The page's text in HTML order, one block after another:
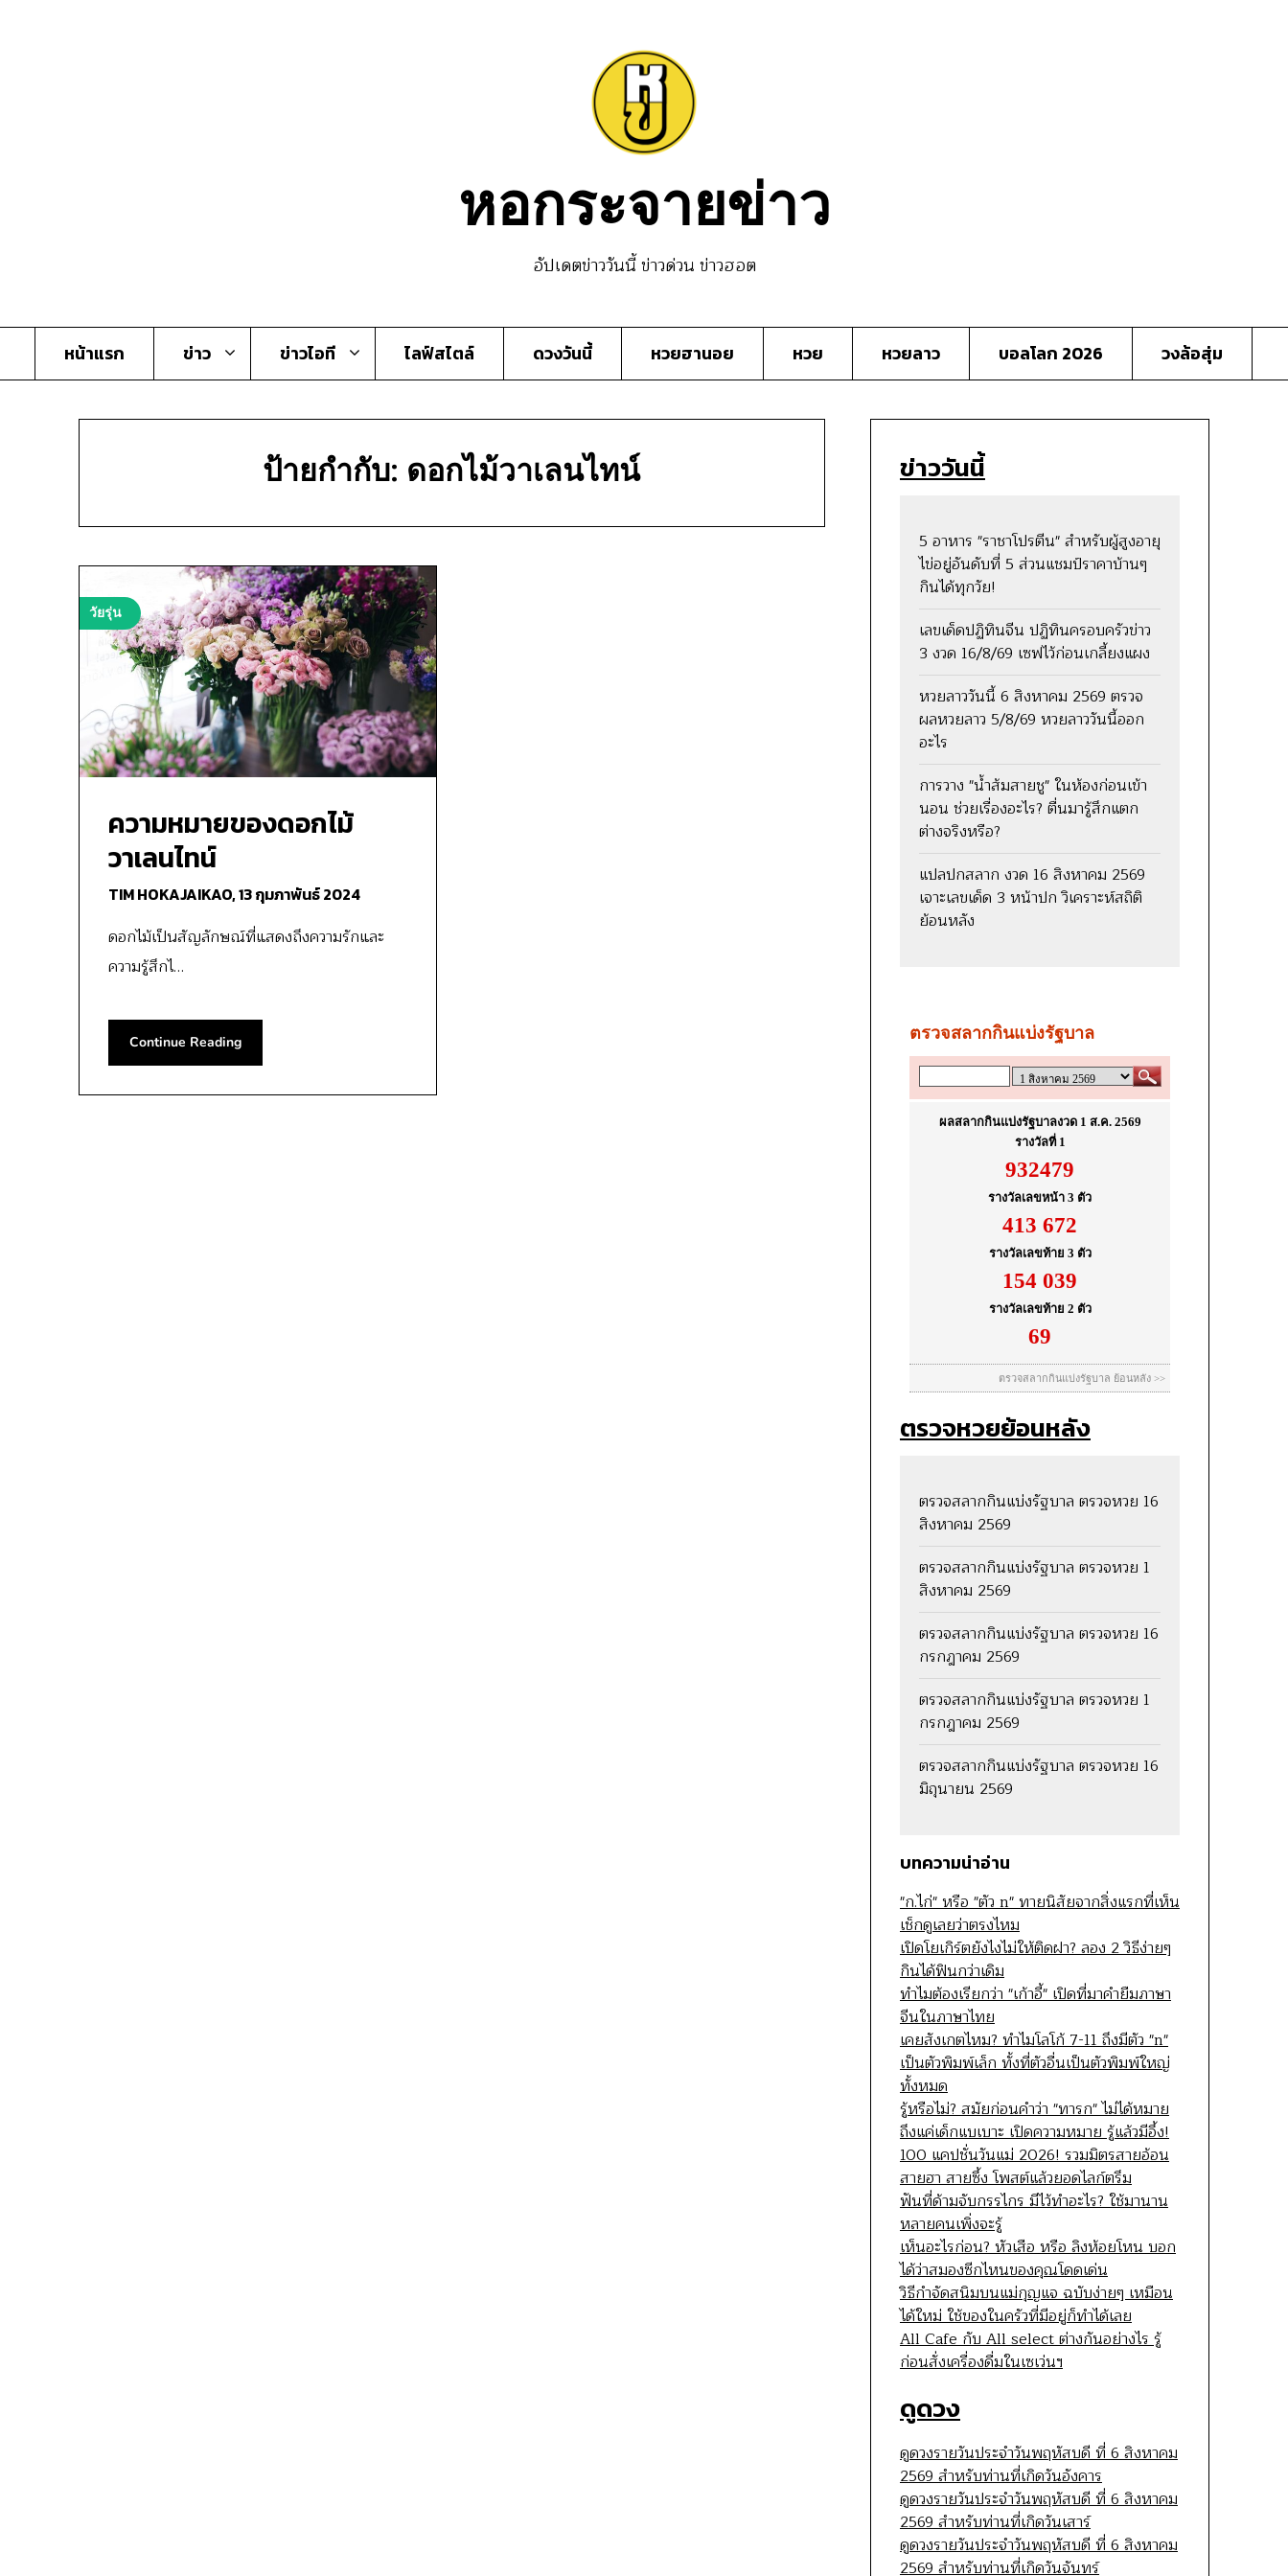
หอกระจายข่าว
อัปเดตข่าววันนี้ ข่าวด่วน ข่าวฮอต
หน้าแรก ข่าว ข่าวไอที ไลฟ์สไตล์ ดวงวันนี้ หวยฮานอย หวย หวยลาว บอลโลก 2026 วงล้อสุ่ม
ป้ายกำกับ: ดอกไม้วาเลนไทน์
วัยรุ่น
ความหมายของดอกไม้
วาเลนไทน์
TIM HOKAJAIKAO,13 กุมภาพันธ์ 2024
ดอกไม้เป็นสัญลักษณ์ที่แสดงถึงความรักและ
ความรู้สึกไ…
Continue Reading
ข่าววันนี้
5 อาหาร "ราชาโปรตีน" สำหรับผู้สูงอายุ
ไข่อยู่อันดับที่ 5 ส่วนแชมป์ราคาบ้านๆ
กินได้ทุกวัย!
เลขเด็ดปฏิทินจีน ปฏิทินครอบครัวข่าว
3 งวด 16/8/69 เซฟไว้ก่อนเกลี้ยงแผง
หวยลาววันนี้ 6 สิงหาคม 2569 ตรวจ
ผลหวยลาว 5/8/69 หวยลาววันนี้ออก
อะไร
การวาง "น้ำส้มสายชู" ในห้องก่อนเข้า
นอน ช่วยเรื่องอะไร? ตื่นมารู้สึกแตก
ต่างจริงหรือ?
แปลปกสลาก งวด 16 สิงหาคม 2569
เจาะเลขเด็ด 3 หน้าปก วิเคราะห์สถิติ
ย้อนหลัง
ตรวจหวยย้อนหลัง
ตรวจสลากกินแบ่งรัฐบาล ตรวจหวย 16
สิงหาคม 2569
ตรวจสลากกินแบ่งรัฐบาล ตรวจหวย 1
สิงหาคม 2569
ตรวจสลากกินแบ่งรัฐบาล ตรวจหวย 16
กรกฎาคม 2569
ตรวจสลากกินแบ่งรัฐบาล ตรวจหวย 1
กรกฎาคม 2569
ตรวจสลากกินแบ่งรัฐบาล ตรวจหวย 16
มิถุนายน 2569
บทความน่าอ่าน
"ก.ไก่" หรือ "ตัว n" ทายนิสัยจากสิ่งแรกที่เห็น
เช็กดูเลยว่าตรงไหม
เปิดโยเกิร์ตยังไงไม่ให้ติดฝา? ลอง 2 วิธีง่ายๆ
กินได้ฟินกว่าเดิม
ทำไมต้องเรียกว่า "เก้าอี้" เปิดที่มาคำยืมภาษา
จีนในภาษาไทย
เคยสังเกตไหม? ทำไมโลโก้ 7-11 ถึงมีตัว "n"
เป็นตัวพิมพ์เล็ก ทั้งที่ตัวอื่นเป็นตัวพิมพ์ใหญ่
ทั้งหมด
รู้หรือไม่? สมัยก่อนคำว่า "ทารก" ไม่ได้หมาย
ถึงแค่เด็กแบเบาะ เปิดความหมาย รู้แล้วมีอึ้ง!
100 แคปชั่นวันแม่ 2026! รวมมิตรสายอ้อน
สายฮา สายซึ้ง โพสต์แล้วยอดไลก์ตรึม
ฟันที่ด้ามจับกรรไกร มีไว้ทำอะไร? ใช้มานาน
หลายคนเพิ่งจะรู้
เห็นอะไรก่อน? หัวเสือ หรือ ลิงห้อยโหน บอก
ได้ว่าสมองซีกไหนของคุณโดดเด่น
วิธีกำจัดสนิมบนแม่กุญแจ ฉบับง่ายๆ เหมือน
ได้ใหม่ ใช้ของในครัวที่มีอยู่ก็ทำได้เลย
All Cafe กับ All select ต่างกันอย่างไร รู้
ก่อนสั่งเครื่องดื่มในเซเว่นฯ
ดูดวง
ดูดวงรายวันประจำวันพฤหัสบดี ที่ 6 สิงหาคม
2569 สำหรับท่านที่เกิดวันอังคาร
ดูดวงรายวันประจำวันพฤหัสบดี ที่ 6 สิงหาคม
2569 สำหรับท่านที่เกิดวันเสาร์
ดูดวงรายวันประจำวันพฤหัสบดี ที่ 6 สิงหาคม
2569 สำหรับท่านที่เกิดวันจันทร์